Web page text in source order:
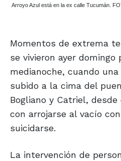
Arroyo Azul está en la ex calle Tucumán.
Momentos de extrema
se vivieron ayer
medianoche, cuando
subido a la cima del
Bogliano y Catriel, desde
con arrojarse al vacío
suicidarse.
La intervención de